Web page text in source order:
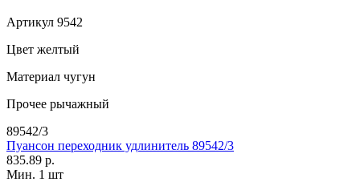
Артикул 9542
Цвет желтый
Материал чугун
Прочее рычажный
89542/3
Пуансон переходник удлинитель 89542/3
835.89 р.
Мин. 1 шт